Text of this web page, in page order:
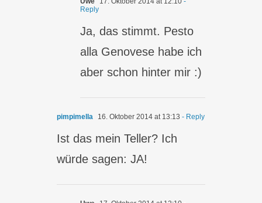
Reply
Ja, das stimmt. Pesto
alla Genovese habe ich
aber schon hinter mir :)
pimpimella 16. Oktober 2014 at 13:13 - Reply
Ist das mein Teller? Ich
würde sagen: JA!